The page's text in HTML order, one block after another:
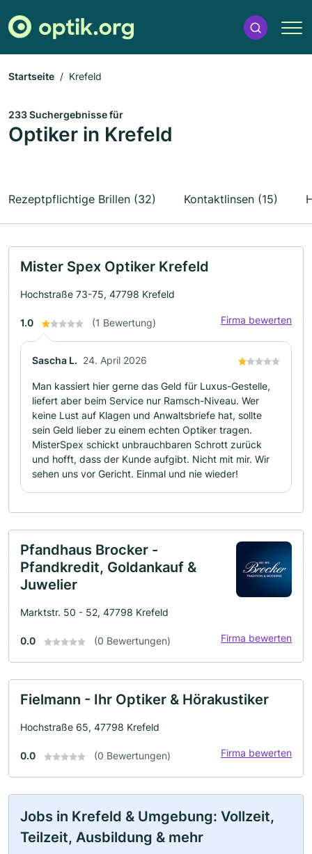
Startseite Krefeld
233 Suchergebnisse für
Optiker in Krefeld
Rezeptpflichtige Brillen (32) Kontaktlinsen (15)
Mister Spex Optiker Krefeld
Hochstraße 73-75, 47798 Krefeld
1.0 (1 Bewertung) Firma bewerten
Sascha L. 24. April 2026
Man kassiert hier gerne das Geld für Luxus-Gestelle,
liefert aber beim Service nur Ramsch-Niveau. Wer
keine Lust auf Klagen und Anwaltsbriefe hat, sollte
sein Geld lieber zu einem echten Optiker tragen.
MisterSpex schickt unbrauchbaren Schrott zurück
und hofft, dass der Kunde aufgibt. Nicht mit mir. Wir
sehen uns vor Gericht. Einmal und nie wieder!
Pfandhaus Brocker -
Pfandkredit, Goldankauf &
Juwelier
Marktstr. 50 - 52, 47798 Krefeld
0.0 (0 Bewertungen) Firma bewerten
Fielmann - Ihr Optiker & Hörakustiker
Hochstraße 65, 47798 Krefeld
0.0 (0 Bewertungen) Firma bewerten
Jobs in Krefeld & Umgebung: Vollzeit,
Teilzeit, Ausbildung & mehr